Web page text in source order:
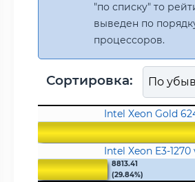
"по списку" то
выведен по
процессоров.
Сортировка:
Intel Xeon Gold
Intel Xeon E3-1270
8813.41
(29.84%)